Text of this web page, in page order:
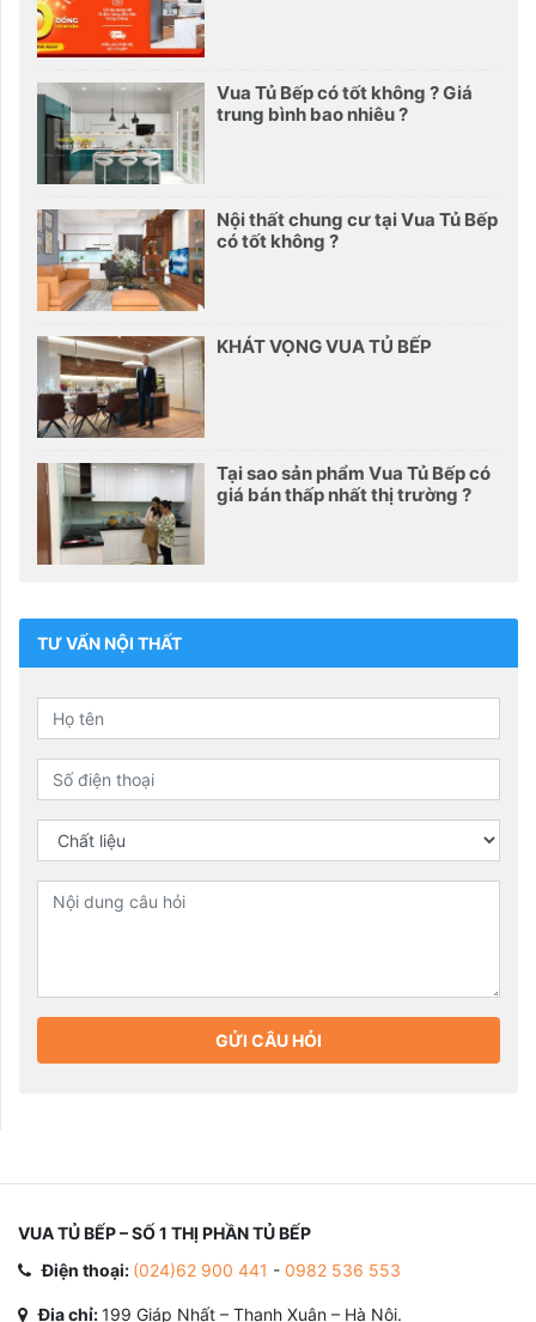
Vua Tủ Bếp có tốt không ? Giá
trung bình bao nhiêu ?
Nội thất chung cư tại Vua Tủ Bếp
có tốt không ?
KHÁT VỌNG VUA TỦ BẾP
Tại sao sản phẩm Vua Tủ Bếp có
giá bán thấp nhất thị trường ?
TƯ VẤN NỘI THẤT
GỬI CÂU HỎI
VUA TỦ BẾP – SỐ 1 THỊ PHẦN TỦ BẾP
Điện thoại: (024)62 900 441 - 0982 536 553
Địa chỉ:199 Giáp Nhất – Thanh Xuân – Hà Nội.